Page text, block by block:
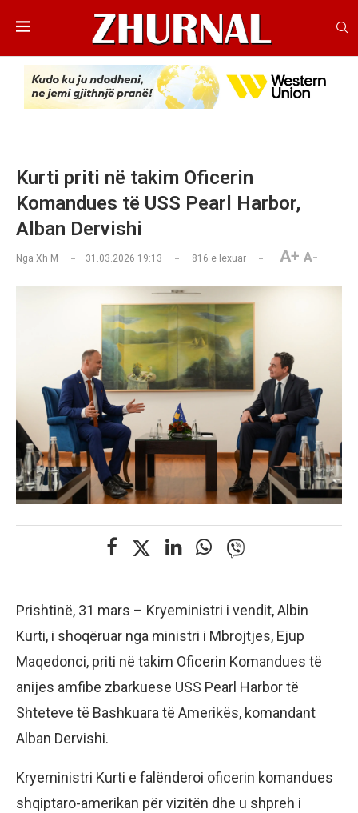
Kurti priti në takim Oficerin
Komandues të USS Pearl Harbor,
Alban Dervishi
Nga Xh M 31.03.2026 19:13 816 e lexuar A+ A-
Prishtinë, 31 mars – Kryeministri i vendit, Albin
Kurti, i shoqëruar nga ministri i Mbrojtjes, Ejup
Maqedonci, priti në takim Oficerin Komandues të
anijes amfibe zbarkuese USS Pearl Harbor të
Shteteve të Bashkuara të Amerikës, komandant
Alban Dervishi.
Kryeministri Kurti e falënderoi oficerin komandues
shqiptaro-amerikan për vizitën dhe u shpreh i